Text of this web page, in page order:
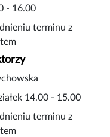
- 16.00
terminu z
14.00 - 15.00
terminu z